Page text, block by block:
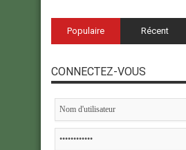
Populaire Récent
CONNECTEZ-VOUS